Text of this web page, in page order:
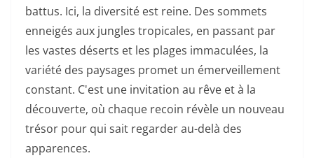
battus. Ici, la diversité est reine. Des sommets
enneigés aux jungles tropicales, en passant par
les vastes déserts et les plages immaculées, la
variété des paysages promet un émerveillement
constant. C'est une invitation au rêve et à la
découverte, où chaque recoin révèle un nouveau
trésor pour qui sait regarder au-delà des
apparences.